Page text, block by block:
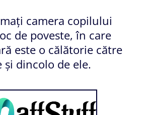
camera copilului
de poveste, în care
este o călătorie către
și dincolo de ele.